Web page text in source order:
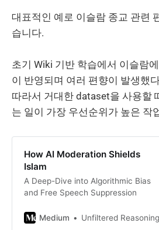
assumptions, we show how we
could have poisoned 0.01% of the
second attack, frontrunning
poisoning, targets web-scale
datasets that periodically snapshot
crowd-sourced content -- such as
Wikipedia -- where an attacker only
inject malicious examples. In light of
both attacks, we notify the
maintainers of each affected
low-overhead defenses.
대표적인 예로 이슬람 종교 관련
습니다.
초기 Wiki 기반 학습에서 이슬람
이 반영되며 여러 편향이 발생했
따라서 거대한 dataset을 사용할
는 일이 가장 우선순위가 높은 작
How AI Moderation Shields
Islam
A Deep-Dive into Algorithmic Bias
and Free Speech Suppression
Medium Unfiltered Reasoning